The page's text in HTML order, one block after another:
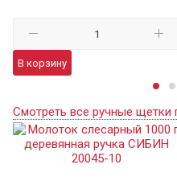
В корзину
Смотреть все ручные щетки